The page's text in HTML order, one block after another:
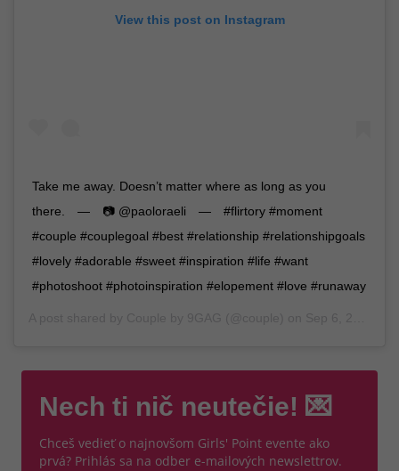
View this post on Instagram
Take me away. Doesn’t matter where as long as you
there.⠀ —⠀ 📷 @paoloraeli⠀ —⠀ #flirtory #moment
#couple #couplegoal #best #relationship #relationshipgoals
#lovely #adorable #sweet #inspiration #life #want
#photoshoot #photoinspiration #elopement #love #runaway
Nech ti nič neutečie! 💌
Chceš vedieť o najnovšom Girls' Point evente ako
prvá? Prihlás sa na odber e-mailových newslettrov.